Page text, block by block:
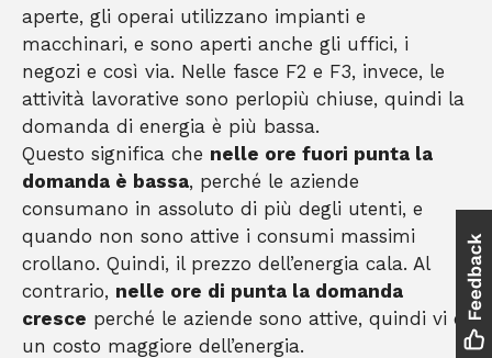
aperte, gli operai utilizzano impianti e
macchinari, e sono aperti anche gli uffici, i
negozi e così via. Nelle fasce F2 e F3, invece, le
attività lavorative sono perlopiù chiuse, quindi la
domanda di energia è più bassa.
Questo significa che nelle ore fuori punta la
domanda è bassa, perché le aziende
consumano in assoluto di più degli utenti, e
quando non sono attive i consumi massimi
crollano. Quindi, il prezzo dell’energia cala. Al
contrario, nelle ore di punta la domanda
cresce perché le aziende sono attive, quindi vi è
un costo maggiore dell’energia.